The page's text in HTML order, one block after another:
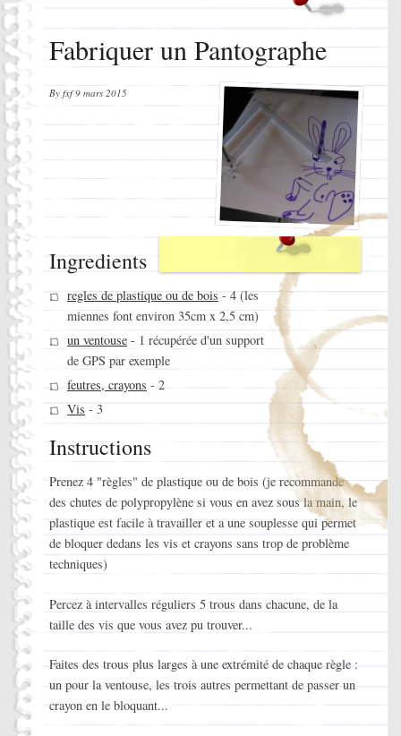
Fabriquer un Pantographe
By fxf 9 mars 2015
Ingredients
regles de plastique ou de bois- 4 (les
miennes font environ 35cm x 2,5 cm)
un ventouse - 1 récupérée d'un support
de GPS par exemple
feutres, crayons - 2
Vis - 3
Instructions
Prenez 4 "règles" de plastique ou de bois (je recommande
des chutes de polypropylène si vous en avez sous la main, le
plastique est facile à travailler et a une souplesse qui permet
de bloquer dedans les vis et crayons sans trop de problème
techniques)
Percez à intervalles réguliers 5 trous dans chacune, de la
taille des vis que vous avez pu trouver...
Faites des trous plus larges à une extrémité de chaque règle :
un pour la ventouse, les trois autres permettant de passer un
crayon en le bloquant...